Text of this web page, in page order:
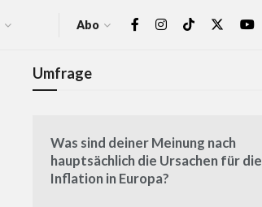
Abo
Umfrage
Was sind deiner Meinung nach
hauptsächlich die Ursachen für die
Inflation in Europa?